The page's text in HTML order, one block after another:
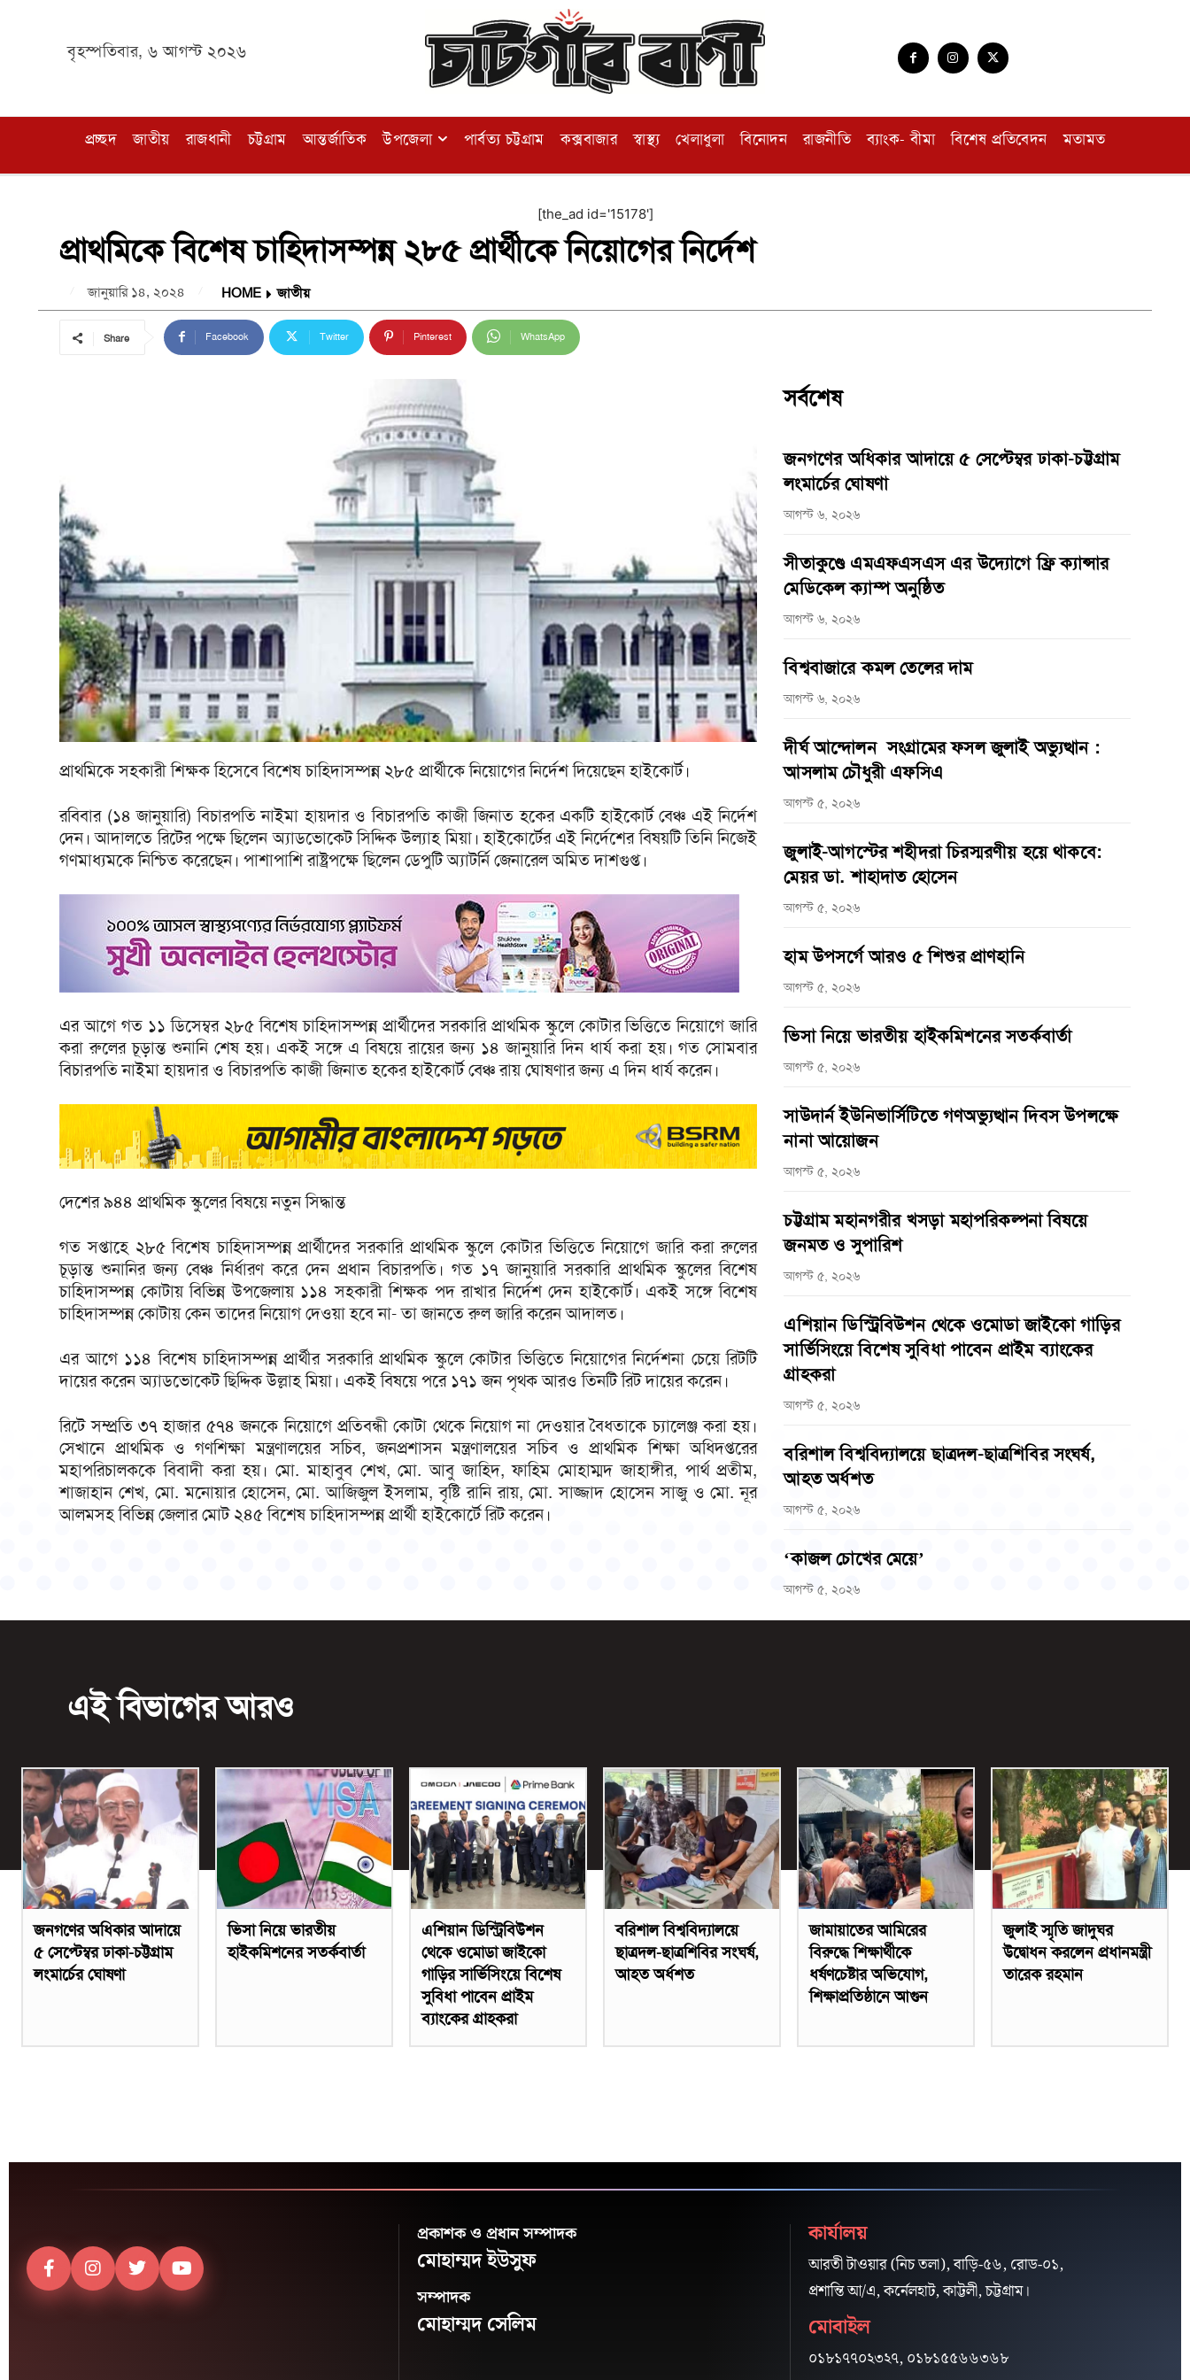
বৃহস্পতিবার, ৬ আগস্ট ২০২৬
প্রচ্ছদ জাতীয় রাজধানী চট্টগ্রাম আন্তর্জাতিক উপজেলা পার্বত্য চট্টগ্রাম কক্সবাজার স্বাস্থ্য খেলাধুলা বিনোদন রাজনীতি ব্যাংক- বীমা বিশেষ প্রতিবেদন মতামত
[the_ad id='15178']
প্রাথমিকে বিশেষ চাহিদাসম্পন্ন ২৮৫ প্রার্থীকে নিয়োগের নির্দেশ
জানুয়ারি ১৪, ২০২৪ HOME জাতীয়
Share Facebook Twitter Pinterest WhatsApp
প্রাথমিকে সহকারী শিক্ষক হিসেবে বিশেষ চাহিদাসম্পন্ন ২৮৫ প্রার্থীকে নিয়োগের নির্দেশ দিয়েছেন হাইকোর্ট।
রবিবার (১৪ জানুয়ারি) বিচারপতি নাইমা হায়দার ও বিচারপতি কাজী জিনাত হকের একটি হাইকোর্ট বেঞ্চ এই নির্দেশ
দেন। আদালতে রিটের পক্ষে ছিলেন অ্যাডভোকেট সিদ্দিক উল্যাহ মিয়া। হাইকোর্টের এই নির্দেশের বিষয়টি তিনি নিজেই
গণমাধ্যমকে নিশ্চিত করেছেন। পাশাপাশি রাষ্ট্রপক্ষে ছিলেন ডেপুটি অ্যাটর্নি জেনারেল অমিত দাশগুপ্ত।
এর আগে গত ১১ ডিসেম্বর ২৮৫ বিশেষ চাহিদাসম্পন্ন প্রার্থীদের সরকারি প্রাথমিক স্কুলে কোটার ভিত্তিতে নিয়োগে জারি
করা রুলের চূড়ান্ত শুনানি শেষ হয়। একই সঙ্গে এ বিষয়ে রায়ের জন্য ১৪ জানুয়ারি দিন ধার্য করা হয়। গত সোমবার
বিচারপতি নাইমা হায়দার ও বিচারপতি কাজী জিনাত হকের হাইকোর্ট বেঞ্চ রায় ঘোষণার জন্য এ দিন ধার্য করেন।
দেশের ৯৪৪ প্রাথমিক স্কুলের বিষয়ে নতুন সিদ্ধান্ত
গত সপ্তাহে ২৮৫ বিশেষ চাহিদাসম্পন্ন প্রার্থীদের সরকারি প্রাথমিক স্কুলে কোটার ভিত্তিতে নিয়োগে জারি করা রুলের
চূড়ান্ত শুনানির জন্য বেঞ্চ নির্ধারণ করে দেন প্রধান বিচারপতি। গত ১৭ জানুয়ারি সরকারি প্রাথমিক স্কুলের বিশেষ
চাহিদাসম্পন্ন কোটায় বিভিন্ন উপজেলায় ১১৪ সহকারী শিক্ষক পদ রাখার নির্দেশ দেন হাইকোর্ট। একই সঙ্গে বিশেষ
চাহিদাসম্পন্ন কোটায় কেন তাদের নিয়োগ দেওয়া হবে না- তা জানতে রুল জারি করেন আদালত।
এর আগে ১১৪ বিশেষ চাহিদাসম্পন্ন প্রার্থীর সরকারি প্রাথমিক স্কুলে কোটার ভিত্তিতে নিয়োগের নির্দেশনা চেয়ে রিটটি
দায়ের করেন অ্যাডভোকেট ছিদ্দিক উল্লাহ মিয়া। একই বিষয়ে পরে ১৭১ জন পৃথক আরও তিনটি রিট দায়ের করেন।
রিটে সম্প্রতি ৩৭ হাজার ৫৭৪ জনকে নিয়োগে প্রতিবন্ধী কোটা থেকে নিয়োগ না দেওয়ার বৈধতাকে চ্যালেঞ্জ করা হয়।
সেখানে প্রাথমিক ও গণশিক্ষা মন্ত্রণালয়ের সচিব, জনপ্রশাসন মন্ত্রণালয়ের সচিব ও প্রাথমিক শিক্ষা অধিদপ্তরের
মহাপরিচালককে বিবাদী করা হয়। মো. মাহাবুব শেখ, মো. আবু জাহিদ, ফাহিম মোহাম্মদ জাহাঙ্গীর, পার্থ প্রতীম,
শাজাহান শেখ, মো. মনোয়ার হোসেন, মো. আজিজুল ইসলাম, বৃষ্টি রানি রায়, মো. সাজ্জাদ হোসেন সাজু ও মো. নূর
আলমসহ বিভিন্ন জেলার মোট ২৪৫ বিশেষ চাহিদাসম্পন্ন প্রার্থী হাইকোর্টে রিট করেন।
সর্বশেষ
জনগণের অধিকার আদায়ে ৫ সেপ্টেম্বর ঢাকা-চট্টগ্রাম
লংমার্চের ঘোষণা
আগস্ট ৬, ২০২৬
সীতাকুণ্ডে এমএফএসএস এর উদ্যোগে ফ্রি ক্যান্সার
মেডিকেল ক্যাম্প অনুষ্ঠিত
আগস্ট ৬, ২০২৬
বিশ্ববাজারে কমল তেলের দাম
আগস্ট ৬, ২০২৬
দীর্ঘ আন্দোলন সংগ্রামের ফসল জুলাই অভ্যুত্থান :
আসলাম চৌধুরী এফসিএ
আগস্ট ৫, ২০২৬
জুলাই-আগস্টের শহীদরা চিরস্মরণীয় হয়ে থাকবে:
মেয়র ডা. শাহাদাত হোসেন
আগস্ট ৫, ২০২৬
হাম উপসর্গে আরও ৫ শিশুর প্রাণহানি
আগস্ট ৫, ২০২৬
ভিসা নিয়ে ভারতীয় হাইকমিশনের সতর্কবার্তা
আগস্ট ৫, ২০২৬
সাউদার্ন ইউনিভার্সিটিতে গণঅভ্যুত্থান দিবস উপলক্ষে
নানা আয়োজন
আগস্ট ৫, ২০২৬
চট্টগ্রাম মহানগরীর খসড়া মহাপরিকল্পনা বিষয়ে
জনমত ও সুপারিশ
আগস্ট ৫, ২০২৬
এশিয়ান ডিস্ট্রিবিউশন থেকে ওমোডা জাইকো গাড়ির
সার্ভিসিংয়ে বিশেষ সুবিধা পাবেন প্রাইম ব্যাংকের
গ্রাহকরা
আগস্ট ৫, ২০২৬
বরিশাল বিশ্ববিদ্যালয়ে ছাত্রদল-ছাত্রশিবির সংঘর্ষ,
আহত অর্ধশত
আগস্ট ৫, ২০২৬
‘কাজল চোখের মেয়ে’
আগস্ট ৫, ২০২৬
এই বিভাগের আরও
জনগণের অধিকার আদায়ে
৫ সেপ্টেম্বর ঢাকা-চট্টগ্রাম
লংমার্চের ঘোষণা
ভিসা নিয়ে ভারতীয়
হাইকমিশনের সতর্কবার্তা
এশিয়ান ডিস্ট্রিবিউশন
থেকে ওমোডা জাইকো
গাড়ির সার্ভিসিংয়ে বিশেষ
সুবিধা পাবেন প্রাইম
ব্যাংকের গ্রাহকরা
বরিশাল বিশ্ববিদ্যালয়ে
ছাত্রদল-ছাত্রশিবির সংঘর্ষ,
আহত অর্ধশত
জামায়াতের আমিরের
বিরুদ্ধে শিক্ষার্থীকে
ধর্ষণচেষ্টার অভিযোগ,
শিক্ষাপ্রতিষ্ঠানে আগুন
জুলাই স্মৃতি জাদুঘর
উদ্বোধন করলেন প্রধানমন্ত্রী
তারেক রহমান
প্রকাশক ও প্রধান সম্পাদক
মোহাম্মদ ইউসুফ
সম্পাদক
মোহাম্মদ সেলিম
কার্যালয়
আরতী টাওয়ার (নিচ তলা), বাড়ি-৫৬, রোড-০১,
প্রশান্তি আ/এ, কর্নেলহাট, কাট্টলী, চট্টগ্রাম।
মোবাইল
০১৮১৭৭০২৩২৭, ০১৮১৫৫৬৬৩৬৮